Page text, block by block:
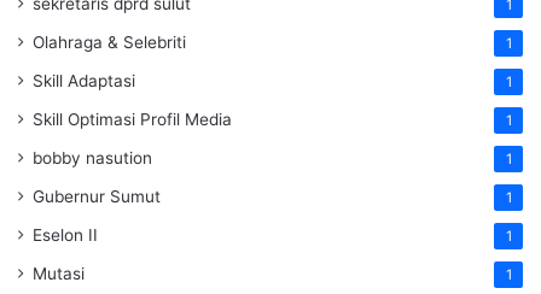
1
Olahraga & Selebriti 1
Skill Adaptasi 1
Skill Optimasi Profil Media 1
bobby nasution 1
Gubernur Sumut 1
Eselon II 1
Mutasi 1